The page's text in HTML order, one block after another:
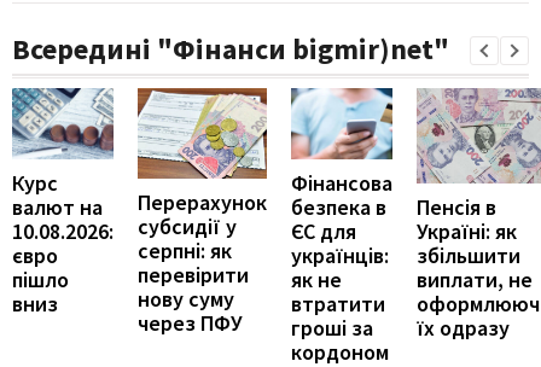
Всередині "Фінанси bigmir)net"
Курс
валют на
10.08.2026:
євро
пішло
вниз
Перерахунок
субсидії у
серпні: як
перевірити
нову суму
через ПФУ
Фінансова
безпека в
ЄС для
українців:
як не
втратити
гроші за
кордоном
Пенсія в
Україні: як
збільшити
виплати, не
їх одразу